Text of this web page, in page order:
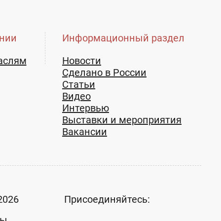
Информационный раздел
Новости
Сделано в России
Статьи
Видео
Интервью
Выставки и мероприятия
Вакансии
Присоединяйтесь: